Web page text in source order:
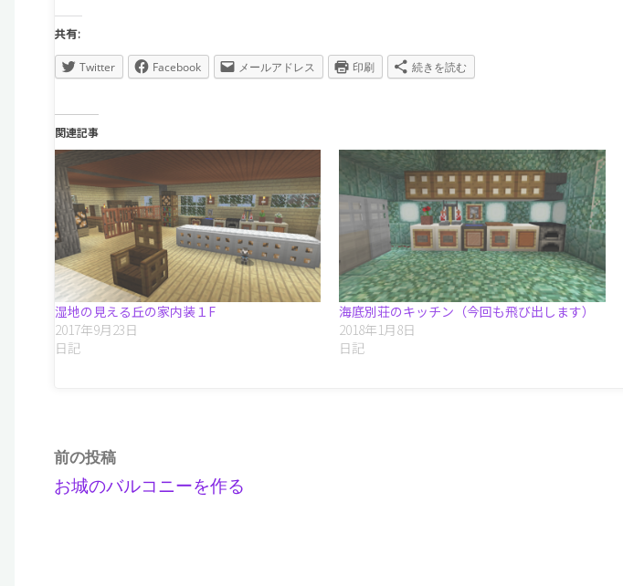
共有:
Twitter Facebook メールアドレス 印刷 続きを読む
関連記事
湿地の見える丘の家内装１F
2017年9月23日
日記
海底別荘のキッチン（今回も飛び出します）
2018年1月8日
日記
前の投稿
お城のバルコニーを作る